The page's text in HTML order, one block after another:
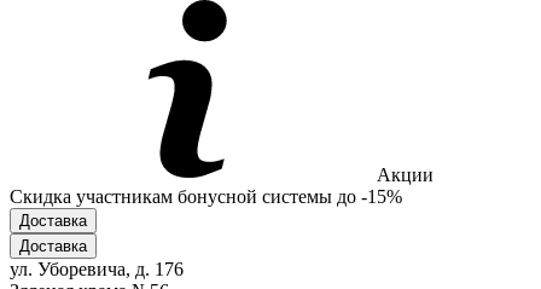
Акции
Скидка участникам бонусной системы до -15%
Доставка
Доставка
ул. Уборевича, д. 176